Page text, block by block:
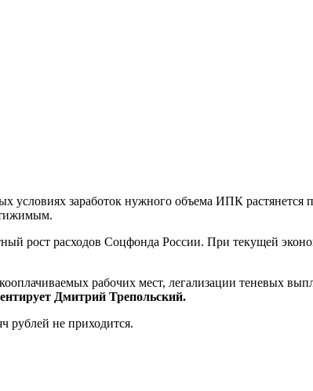
условиях заработок нужного объема ИПК растянется
рост расходов Соцфонда России. При текущей
рабочих мест, легализации теневых
Дмитрий Трепольский.
рублей не приходится.